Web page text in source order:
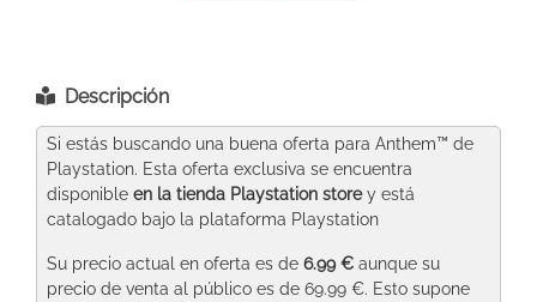
Descripción
Si estás buscando una buena oferta para Anthem™ de
Playstation. Esta oferta exclusiva se encuentra
disponible en la tienda Playstation storey está
catalogado bajo la plataforma Playstation
Su precio actual en oferta es de 6.99 € aunque su
precio de venta al público es de 69.99 €. Esto supone